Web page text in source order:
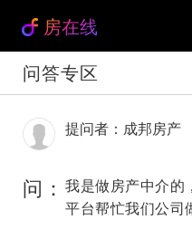
房在线
问答专区
提问者：成邦房产
问： 我是做房产中介的
平台帮忙我们公司